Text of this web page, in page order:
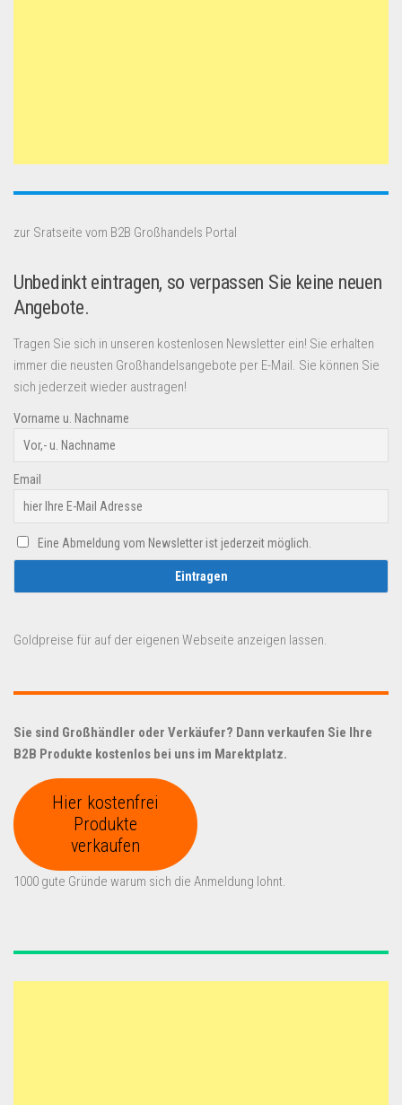
zur Sratseite vom B2B Großhandels Portal
Unbedinkt eintragen, so verpassen Sie keine neuen
Angebote.
Tragen Sie sich in unseren kostenlosen Newsletter ein! Sie erhalten
immer die neusten Großhandelsangebote per E-Mail. Sie können Sie
sich jederzeit wieder austragen!
Vorname u. Nachname
Email
Eine Abmeldung vom Newsletter ist jederzeit möglich.
Goldpreise für auf der eigenen Webseite anzeigen lassen.
Sie sind Großhändler oder Verkäufer? Dann verkaufen Sie Ihre
B2B Produkte kostenlos bei uns im Marektplatz.
Hier kostenfrei
Produkte
verkaufen
1000 gute Gründe warum sich die Anmeldung lohnt.